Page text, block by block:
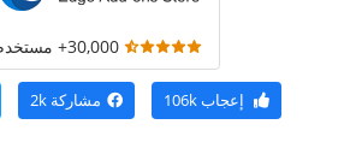
30,000+ مستخدم
إعجاب106k مشاركة 2k